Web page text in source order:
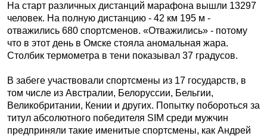
На старт различных дистанций марафона вышли 13297
человек. На полную дистанцию - 42 км 195 м -
отважились 680 спортсменов. «Отважились» - потому
что в этот день в Омске стояла аномальная жара.
Столбик термометра в тени показывал 37 градусов.
В забеге участвовали спортсмены из 17 государств, в
том числе из Австралии, Белоруссии, Бельгии,
Великобритании, Кении и других. Попытку побороться за
титул абсолютного победителя SIM среди мужчин
предприняли такие именитые спорт­смены, как Андрей